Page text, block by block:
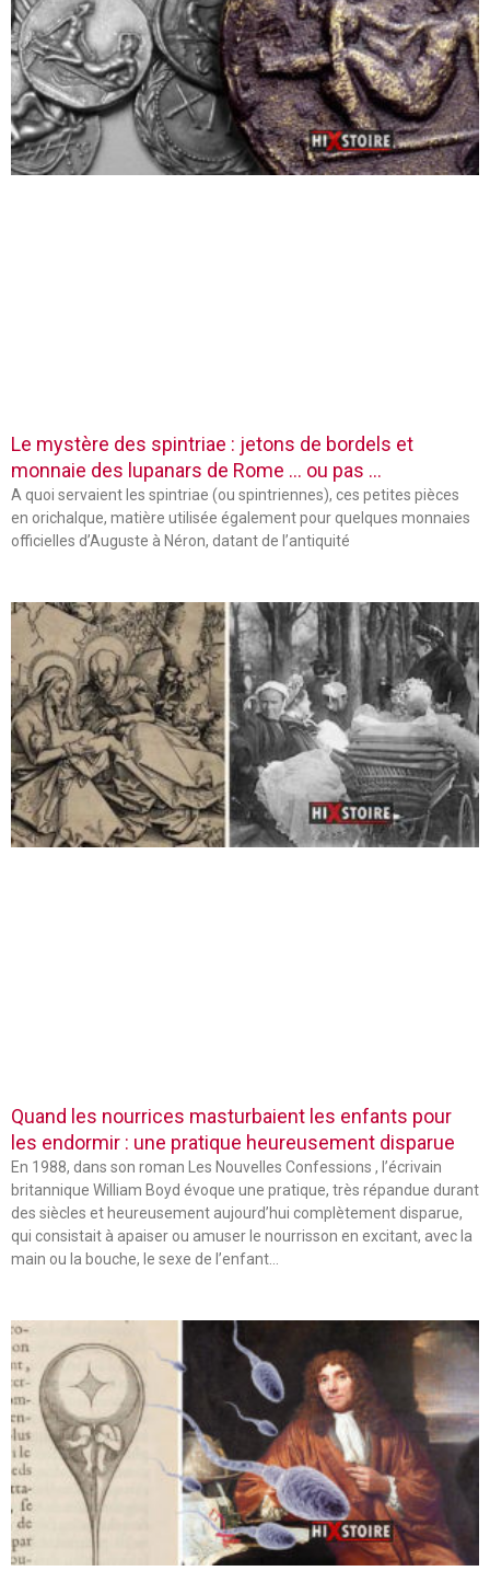
Le mystère des spintriae : jetons de bordels et
monnaie des lupanars de Rome … ou pas …
A quoi servaient les spintriae (ou spintriennes), ces petites pièces
en orichalque, matière utilisée également pour quelques monnaies
officielles d’Auguste à Néron, datant de l’antiquité
Quand les nourrices masturbaient les enfants pour
les endormir : une pratique heureusement disparue
En 1988, dans son roman Les Nouvelles Confessions , l’écrivain
britannique William Boyd évoque une pratique, très répandue durant
des siècles et heureusement aujourd’hui complètement disparue,
qui consistait à apaiser ou amuser le nourrisson en excitant, avec la
main ou la bouche, le sexe de l’enfant…